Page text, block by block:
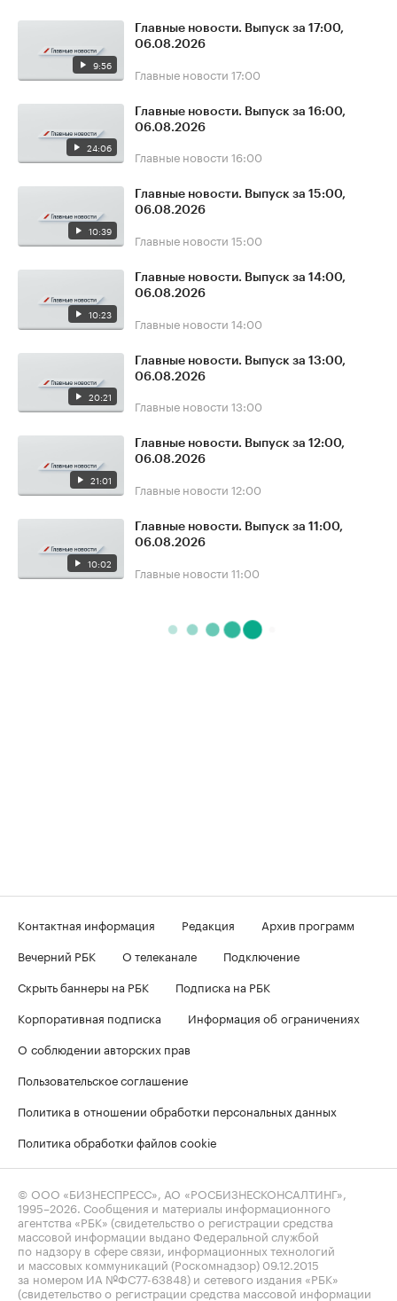
9:56
Главные новости. Выпуск за 17:00,
06.08.2026
Главные новости 17:00
24:06
Главные новости. Выпуск за 16:00,
06.08.2026
Главные новости 16:00
10:39
Главные новости. Выпуск за 15:00,
06.08.2026
Главные новости 15:00
10:23
Главные новости. Выпуск за 14:00,
06.08.2026
Главные новости 14:00
20:21
Главные новости. Выпуск за 13:00,
06.08.2026
Главные новости 13:00
21:01
Главные новости. Выпуск за 12:00,
06.08.2026
Главные новости 12:00
10:02
Главные новости. Выпуск за 11:00,
06.08.2026
Главные новости 11:00
Контактная информация Редакция
Архив программ
Вечерний РБК
О телеканале
Подключение
Скрыть баннеры на РБК
Подписка на РБК
Корпоративная подписка
Информация об ограничениях
О соблюдении авторских прав
Пользовательское соглашение
Политика в отношении обработки персональных данных
Политика обработки файлов cookie
© ООО «БИЗНЕСПРЕСС», АО «РОСБИЗНЕСКОНСАЛТИНГ»,
1995–2026 . Сообщения и материалы информационного
агентства «РБК» (свидетельство о регистрации средства
массовой информации выдано Федеральной службой
по надзору в сфере связи, информационных технологий
и массовых коммуникаций (Роскомнадзор) 09.12.2015
за номером ИА №ФС77-63848) и сетевого издания «РБК»
(свидетельство о регистрации средства массовой информации